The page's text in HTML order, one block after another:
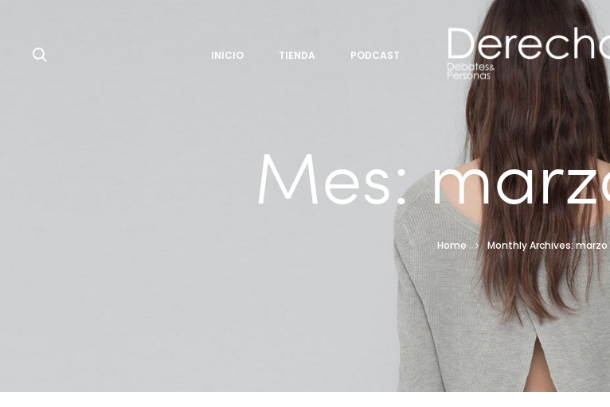
INICIO TIENDA PODCAST
Mes:
Home Monthly Archives: marzo